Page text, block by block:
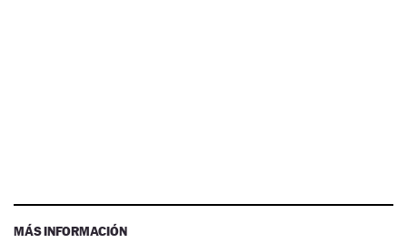
MÁS INFORMACIÓN